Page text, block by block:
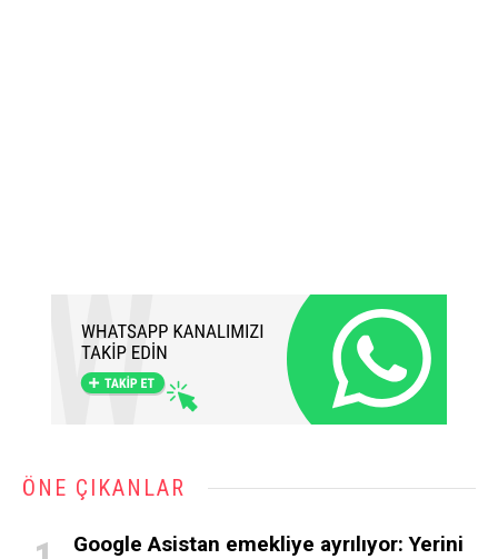
ÖNE ÇIKANLAR
Google Asistan emekliye ayrılıyor: Yerini